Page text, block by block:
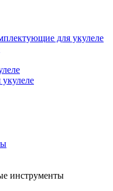
для укулеле
инструменты